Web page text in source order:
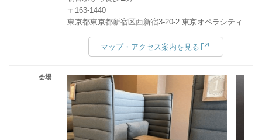
〒163-1440
東京都東京都新宿区西新宿3-20-2 東京オペラシティ
マップ・アクセス案内を見る
会場